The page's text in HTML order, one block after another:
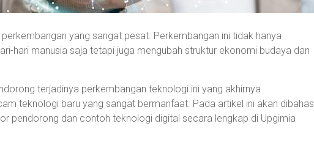
yang sangat pesat. Perkembangan ini tidak hanya
hari manusia saja tetapi juga mengubah struktur ekonomi budaya dan
terjadinya perkembangan teknologi ini yang akhirnya
teknologi baru yang sangat bermanfaat. Pada artikel ini akan dibahas
pendorong dan contoh teknologi digital secara lengkap di Upgimia